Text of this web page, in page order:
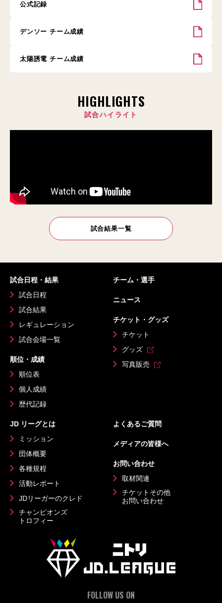
公式記録
デンソー チーム成績
太陽誘電 チーム成績
HIGHLIGHTS
試合ハイライト
試合結果一覧
試合日程・結果
試合日程
試合結果
レギュレーション
試合会場一覧
順位・成績
順位表
個人成績
歴代記録
チーム・選手
ニュース
チケット・グッズ
チケット
グッズ
写真販売
JD リーグとは
ミッション
団体概要
各種規程
活動レポート
JDリーガーのクレド
チャンピオンズ
トロフィー
よくあるご質問
メディアの皆様へ
お問い合わせ
取材関連
チケットその他
お問い合わせ
FOLLOW US ON